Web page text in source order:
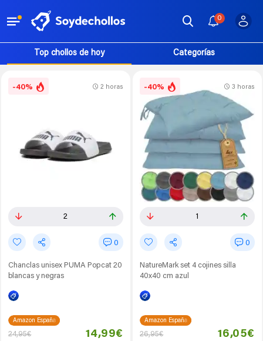
0
Top chollos de hoy Categorías
-40%
2
0
Chanclas unisex PUMA Popcat 20
blancas y negras
2 horas
Amazon España
24,95€ 14,99€
-40%
1
0
NatureMark set 4 cojines silla
40x40 cm azul
3 horas
Amazon España
26,95€ 16,05€